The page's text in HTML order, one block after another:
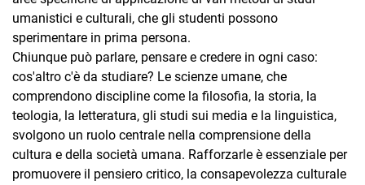
umanistici e culturali, che gli studenti possono
sperimentare in prima persona.
Chiunque può parlare, pensare e credere in ogni caso:
cos'altro c'è da studiare? Le scienze umane, che
comprendono discipline come la filosofia, la storia, la
teologia, la letteratura, gli studi sui media e la linguistica,
svolgono un ruolo centrale nella comprensione della
cultura e della società umana. Rafforzarle è essenziale per
promuovere il pensiero critico, la consapevolezza culturale